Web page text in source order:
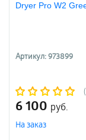
Dryer Pro W2
Артикул: 973899
6 100 руб.
На заказ